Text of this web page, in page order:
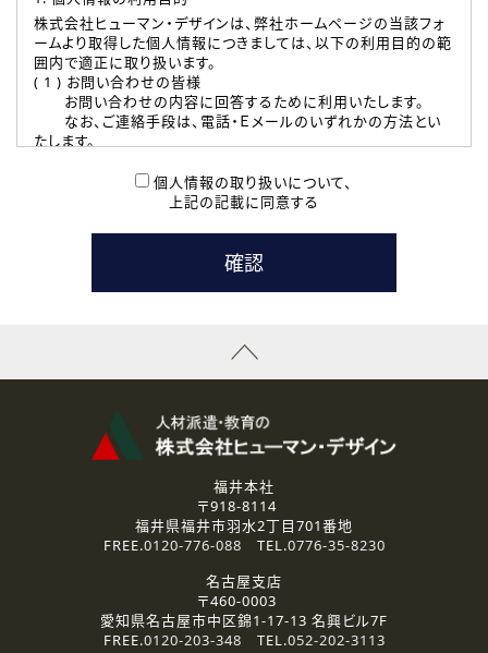
株式会社ヒューマン・デザインは、弊社ホームページの当該フォ
ームより取得した個人情報につきましては、以下の利用目的の範
囲内で適正に取り扱います。
( 1 ) お問い合わせの皆様
お問い合わせの内容に回答するために利用いたします。
なお、ご連絡手段は、電話・Ｅメールのいずれかの方法とい
たします。
本登録に関するご連絡および本登録時の参考情報として利
たします。
( 3 ) スタッフ派遣を検討されている企業の皆様
お問い合わせの内容に回答するために利用いたします。
なお、ご連絡手段は、電話・Ｅメールのいずれかの方法とい
資料送付、受講相談に関するご連絡のために利用いたしま
その他、お問い合わせの内容に回答するために利用いたし
なお、ご連絡手段は、電話・Ｅメールのいずれかの方法とい
2.個人情報の第三者提供
ご提供いただいた個人情報は、法令等の規定に従う場合を除き、
3.個人情報の取り扱いの委託
弊社の定める個人情報保護の評価基準を満たした委託先に、個
人情報を委託する場合があります。
個人情報の取り扱いについて、
上記の記載に同意する
福井本社
〒918-8114
福井県福井市羽水2丁目701番地
FREE.0120-776-088 TEL.0776-35-8230
名古屋支店
〒460-0003
愛知県名古屋市中区錦1-17-13 名興ビル7F
FREE.0120-203-348 TEL.052-202-3113